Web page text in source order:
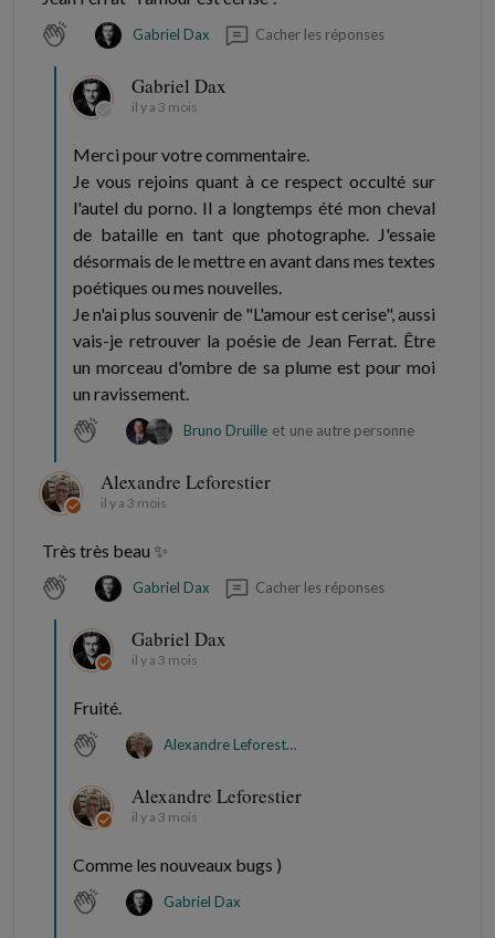
Gabriel Dax Cacher les réponses
Gabriel Dax
il y a 3 mois
Merci pour votre commentaire.
Je vous rejoins quant à ce respect occulté sur
l'autel du porno. Il a longtemps été mon cheval
de bataille en tant que photographe. J'essaie
désormais de le mettre en avant dans mes textes
poétiques ou mes nouvelles.
Je n'ai plus souvenir de "L'amour est cerise", aussi
vais-je retrouver la poésie de Jean Ferrat. Être
un morceau d'ombre de sa plume est pour moi
un ravissement.
Bruno Druille et une autre personne
Alexandre Leforestier
il y a 3 mois
Très très beau ✨
Gabriel Dax Cacher les réponses
Gabriel Dax
il y a 3 mois
Fruité.
Alexandre Leforestier
Alexandre Leforestier
il y a 3 mois
Comme les nouveaux bugs )
Gabriel Dax